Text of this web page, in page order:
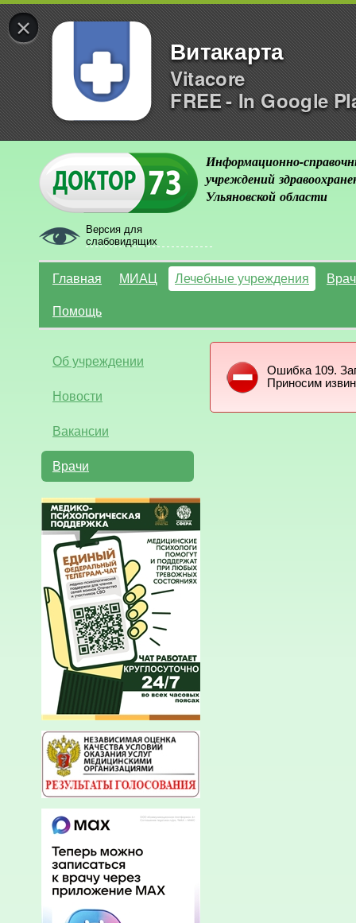
×
Витакарта
Vitacore
FREE - In Google
Версия для
слабовидящих
Информационно-
учреждений
Ульяновской области
Главная МИАЦ Лечебные учреждения
Помощь
Об учреждении
Новости
Вакансии
Врачи
Ошибка 109.
Приносим